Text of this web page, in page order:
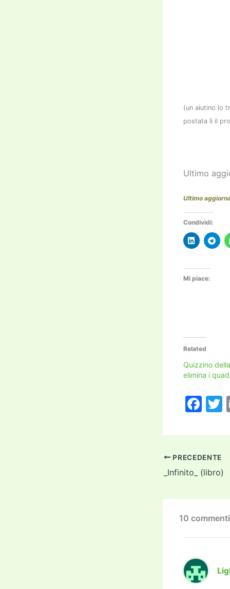
(un aiutino lo
postata lì il
Ultimo
Ultimo
Condividi:
Mi piace:
Related
Quizzino
elimina i
F
c
e
b
o
k
PRECEDENTE
_Infinito_ (libro)
10